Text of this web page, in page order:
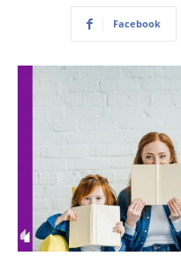
Facebook